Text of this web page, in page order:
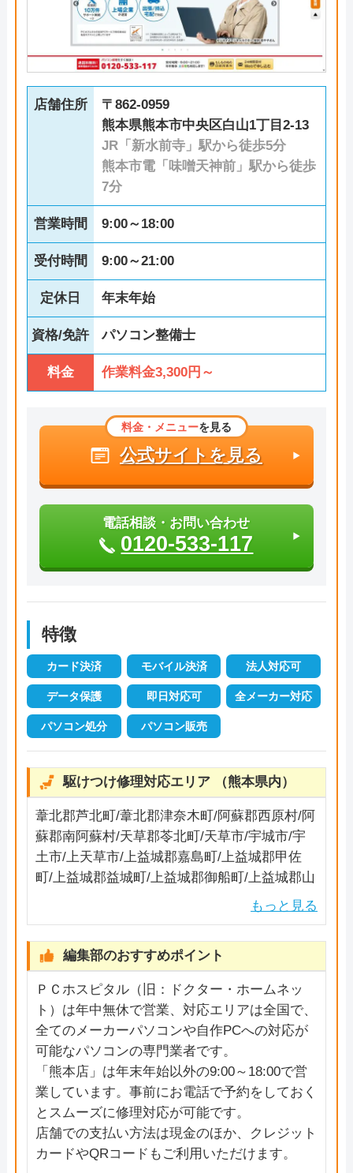
店舗住所
〒862-0959
熊本県熊本市中央区白山1丁目2-13
JR「新水前寺」駅から徒歩5分
熊本市電「味噌天神前」駅から徒歩
7分
営業時間 9:00～18:00
受付時間 9:00～21:00
定休日 年末年始
資格/免許 パソコン整備士
料金 作業料金3,300円～
料金・メニューを見る
公式サイトを見る
電話相談・お問い合わせ
0120-533-117
特徴
カード決済 モバイル決済 法人対応可
データ保護 即日対応可 全メーカー対応
パソコン処分 パソコン販売
駆けつけ修理対応エリア （熊本県内）
葦北郡芦北町/葦北郡津奈木町/阿蘇郡西原村/阿
蘇郡南阿蘇村/天草郡苓北町/天草市/宇城市/宇
土市/上天草市/上益城郡嘉島町/上益城郡甲佐
町/上益城郡益城町/上益城郡御船町/上益城郡山
都町/菊池郡大津町/菊池郡菊陽町/菊池市/熊本
郡長洲町/玉名郡和水町/玉名市/水俣市/八代郡
氷川町/八代市/山鹿市/
もっと見る
編集部のおすすめポイント
ＰＣホスピタル（旧：ドクター・ホームネッ
ト）は年中無休で営業、対応エリアは全国で、
全てのメーカーパソコンや自作PCへの対応が
可能なパソコンの専門業者です。
「熊本店」は年末年始以外の9:00～18:00で営
業しています。事前にお電話で予約をしておく
とスムーズに修理対応が可能です。
店舗での支払い方法は現金のほか、クレジット
カードやQRコードもご利用いただけます。